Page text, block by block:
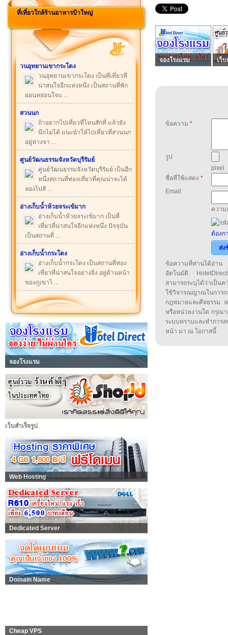
ที่เที่ยวใกล้ร้านอาหารป้าใหญ่
วนอุทยานเขากระโดง
วนอุทยานเขากระโดง เป็นที่เที่ยวที่
น่าสนใจอีกแห่งหนึ่ง เป็นสถานที่พัก
ผ่อนหย่อนใจแ ...
สวนนก
ถ้าอยากไปเที่ยวที่ไหนสักที่ แล้วยัง
นึกไม่ได้ แนะนำให้ไปเที่ยวที่สวนนก
อยู่ห่างจา ...
ศูนย์วัฒนธรรมจังหวัดบุรีรัมย์
ศูนย์วัฒนธรรมจังหวัดบุรีรัมย์ เป็นอีก
หนึ่งสถานที่ท่องเที่ยวที่คุณน่าจะได้
ลองไปสั ...
อ่างเก็บน้ำห้วยจระเข้มาก
อ่างเก็บน้ำห้วยจระเข้มาก เป็นที่
เที่ยวที่น่าสนใจอีกแห่งหนึ่ง ปัจจุบัน
เป็นสถานที่ ...
อ่างเก็บน้ำกระโดง
อ่างเก็บน้ำกระโดง เป็นสถานที่ท่อง
เที่ยวที่น่าสนใจอย่างยิ่ง อยู่ด้านหน้า
ของภูเขาไ ...
จองโรงแรม
เว็บสำเร็จรูป
Web Hosting
Dedicated Server
Domain Name
Cheap VPS
จองโรงแรม เว็บ
ข้อความ *
รูป
pixel
ชื่อที่ใช้แสดง *
Email
ความ
ต้องก
ส่ง
ข้อความที่ท่านได้อ่าน
อัตโนมัติ
สามารถระบุได้ว่าเป็น
ใช้วิจารณญาณในกา
กฎหมายและศีลธรรม
หรือหน่วยงานใด กรุณา
ระบบทราบและทำกา
หน้า มา ณ โอกาสนี้